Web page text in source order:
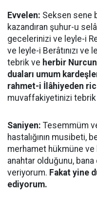
Evvelen: Seksen sene
kazandıran şuhur-u
gecelerinizi ve leyle-i
ve leyle-i Berâtınızı ve
tebrik ve herbir
duaları umum
rahmet-i İlâhiyeden
muvaffakiyetinizi
Saniyen: Tesemmüm
hastalığının musibeti,
merhamet hükmüne ve
anahtar olduğunu,
veriyorum. Fakat yine
ediyorum.